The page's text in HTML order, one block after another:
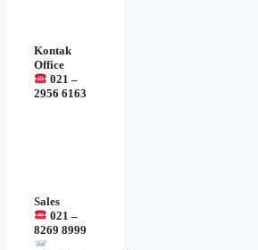
Kontak
Office
021 –
2956 6163
Sales
021 –
8269 8999